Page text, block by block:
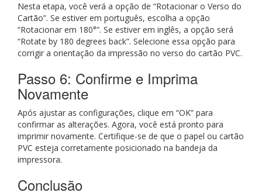
Nesta etapa, você verá a opção de “Rotacionar o Verso do
Cartão”. Se estiver em português, escolha a opção
“Rotacionar em 180°”. Se estiver em inglês, a opção será
“Rotate by 180 degrees back”. Selecione essa opção para
corrigir a orientação da impressão no verso do cartão PVC.
Passo 6: Confirme e Imprima
Novamente
Após ajustar as configurações, clique em “OK” para
confirmar as alterações. Agora, você está pronto para
imprimir novamente. Certifique-se de que o papel ou cartão
PVC esteja corretamente posicionado na bandeja da
impressora.
Conclusão